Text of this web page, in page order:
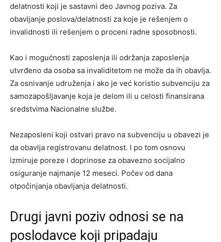
delatnosti koji je sastavni deo Javnog poziva. Za
obavljanje poslova/delatnosti za koje je rešenjem o
invalidnosti ili rešenjem o proceni radne sposobnosti.
Kao i mogućnosti zaposlenja ili održanja zaposlenja
utvrđeno da osoba sa invaliditetom ne može da ih obavlja.
Za osnivanje udruženja i ako je već koristio subvenciju za
samozapošljavanje koja je delom ili u celosti finansirana
sredstvima Nacionalne službe.
Nezaposleni koji ostvari pravo na subvenciju u obavezi je
da obavlja registrovanu delatnost. I po tom osnovu
izmiruje poreze i doprinose za obavezno socijalno
osiguranje najmanje 12 meseci. Počev od dana
otpočinjanja obavljanja delatnosti.
Drugi javni poziv odnosi se na
poslodavce koji pripadaju